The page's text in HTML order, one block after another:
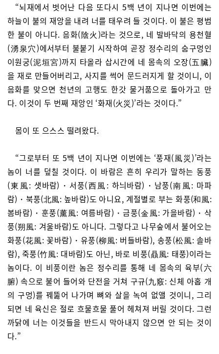
“뇌재에서 벗어난 다음 또다시 5백 년이 지나면 이번에는
하늘이 불의 재앙을 내려 너를 태우려 들 것이다. 이 불은 평범
한 불이 아니다. 음화(陰火)라는 것으로, 네 발바닥의 용천혈
(湧泉穴)에서부터 불붙기 시작하여 곧장 정수리의 숨구멍인
이원궁(泥垣宮)까지 타올라 삽시간에 네 몸속의 오장(五臟)
을 재로 만들어버리고, 사지를 썩어 문드러지게 할 것이니, 이
음화를 맞으면 천년의 고행도 한갓 물거품으로 돌아가고 만
다. 이것이 두 번째 재앙인 ‘화재(火災)’라는 것이다.”
몸이 또 으스스 떨려왔다.
“그로부터 또 5백 년이 지나면 이번에는 ‘풍재(風災)’라는
놈이 너를 덮칠 것이다. 이 바람은 흔히 우리가 말하는 동풍
(東風: 샛바람)・서풍(西風: 하늬바람)・남풍(南風: 마파
람)・북풍(北風: 높바람)도 아니요, 계절별로 부는 화풍(和風:
봄바람)・훈풍(薰風: 여름바람)・금풍(金風: 가을바람)・삭
풍(朔風: 겨울바람)도 아니다. 그렇다고 나무숲에서 불어오는
화풍(花風: 꽃바람)・유풍(柳風: 버들바람), 송풍(松風: 솔바
람), 죽풍(竹風: 대바람)도 아닌, 바로 비풍(贔風: 태풍)이라는
놈이다. 이 비풍이란 놈은 정수리를 통해 네 몸속의 육부(六
腑) 속으로 불어 들어와 단전을 거쳐 구규(九竅: 신체 아홉 개
의 구멍)를 꿰뚫어 나가며 뼈와 살을 녹여 없앨 것이니, 그리
되면 네 육신은 절로 흐물흐물 풀어 헤쳐져 버릴 것이다. 그런
까닭에 너는 이것들을 반드시 막아내지 않으면 안 되는 것이
다.”